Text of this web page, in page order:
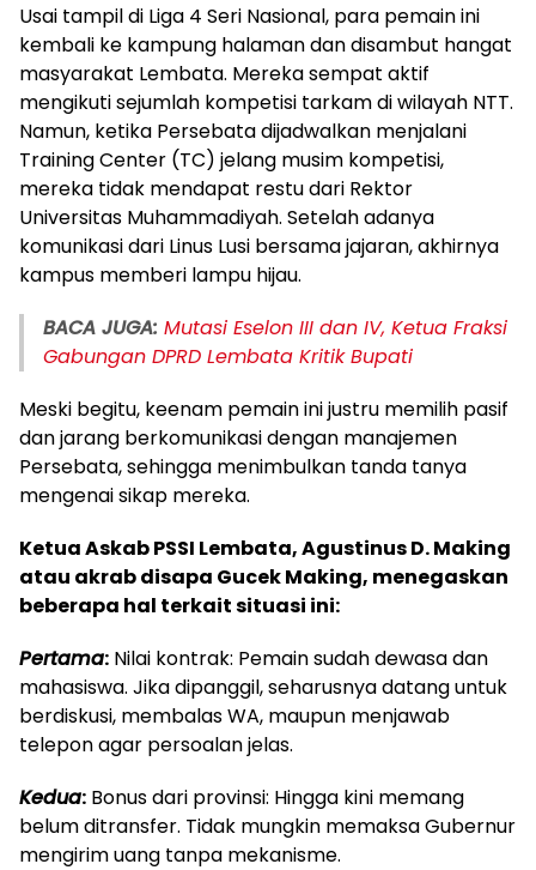
Usai tampil di Liga 4 Seri Nasional, para pemain ini
kembali ke kampung halaman dan disambut hangat
masyarakat Lembata. Mereka sempat aktif
mengikuti sejumlah kompetisi tarkam di wilayah NTT.
Namun, ketika Persebata dijadwalkan menjalani
Training Center (TC) jelang musim kompetisi,
mereka tidak mendapat restu dari Rektor
Universitas Muhammadiyah. Setelah adanya
komunikasi dari Linus Lusi bersama jajaran, akhirnya
kampus memberi lampu hijau.
BACA JUGA: Mutasi Eselon III dan IV, Ketua Fraksi
Gabungan DPRD Lembata Kritik Bupati
Meski begitu, keenam pemain ini justru memilih pasif
dan jarang berkomunikasi dengan manajemen
Persebata, sehingga menimbulkan tanda tanya
mengenai sikap mereka.
Ketua Askab PSSI Lembata, Agustinus D. Making
atau akrab disapa Gucek Making, menegaskan
beberapa hal terkait situasi ini:
Pertama: Nilai kontrak: Pemain sudah dewasa dan
mahasiswa. Jika dipanggil, seharusnya datang untuk
berdiskusi, membalas WA, maupun menjawab
telepon agar persoalan jelas.
Kedua: Bonus dari provinsi: Hingga kini memang
belum ditransfer. Tidak mungkin memaksa Gubernur
mengirim uang tanpa mekanisme.